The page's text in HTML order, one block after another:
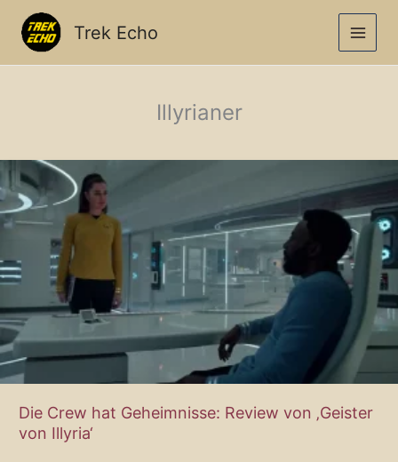
Inhalt
springen
Trek Echo
Illyrianer
Die Crew hat Geheimnisse: Review von ‚Geister
von Illyria‘